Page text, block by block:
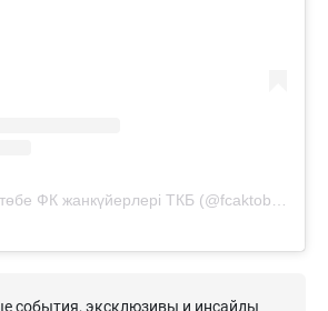
события, эксклюзивы и инсайды